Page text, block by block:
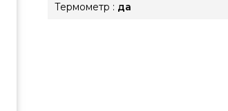
Термометр : да